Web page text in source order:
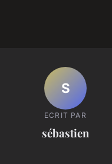
S
ECRIT PAR
sébastien